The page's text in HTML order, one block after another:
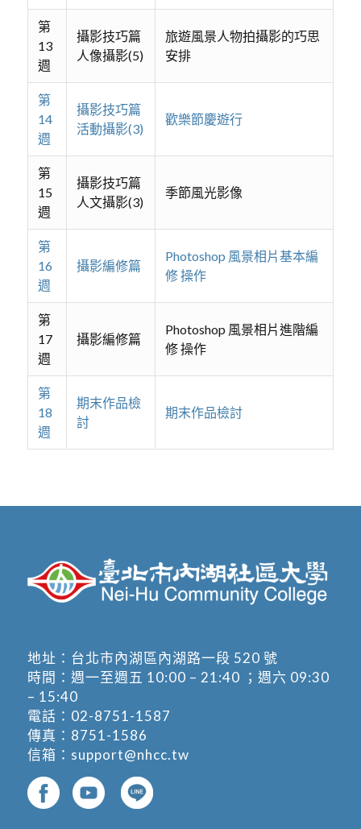
第
13
週
攝影技巧篇
人像攝影(5)
旅遊風景人物拍攝影的巧思
安排
第
14
週
攝影技巧篇
活動攝影(3)
歡樂節慶遊行
第
15
週
攝影技巧篇
人文攝影(3)
季節風光影像
第
16
週
攝影編修篇
Photoshop 風景相片基本編
修 操作
第
17
週
攝影編修篇
Photoshop 風景相片進階編
修 操作
第
18
週
期末作品檢
討
期末作品檢討
地址： 台北市內湖區內湖路一段 520 號
時間：週一至週五 10:00 – 21:40 ；週六 09:30
– 15:40
電話： 02-8751-1587
傳真：8751-1586
信箱： support@nhcc.tw